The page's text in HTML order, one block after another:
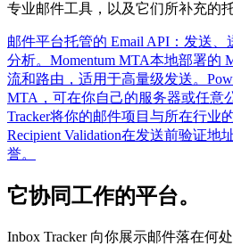
专业邮件工具，以及它们所补充的
邮件平台托管的 Email API：发送
分析。 Momentum MTA本地部署的
流和路由，适用于高量级发送。
MTA，可在你自己的服务器或任意
Tracker将你的邮件项目与所在行业
Recipient Validation在发送前验证地
誉。
它协同工作的平台。
Inbox Tracker 向你展示邮件落在何